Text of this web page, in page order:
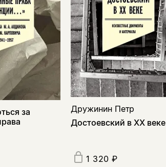
за
Дружинин Петр
Достоевский в ХХ веке
1 320 ₽